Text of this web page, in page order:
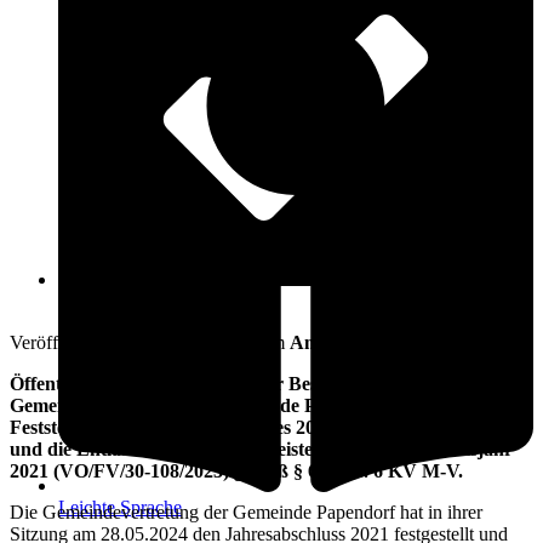
Leichte Sprache
Veröffentlicht am: 3. Juni 2024 vom Amt Warnow-West
Öffentliche Bekanntmachung der Beschlüsse der
Gemeindevertretung der Gemeinde Papendorf über die
Feststellung des Jahresabschlusses 2021 (VO/FV/30-107/2023)
und die Entlastung des Bürgermeisters für das Haushaltsjahr
2021 (VO/FV/30-108/2023) gemäß § 60 Abs. 6 KV M-V.
Die Gemeindevertretung der Gemeinde Papendorf hat in ihrer
Sitzung am 28.05.2024 den Jahresabschluss 2021 festgestellt und